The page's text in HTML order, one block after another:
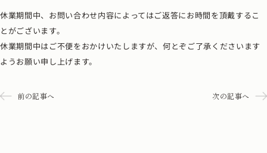
休業期間中、お問い合わせ内容によってはご返答にお時間を頂戴するこ
とがございます。
休業期間中はご不便をおかけいたしますが、何とぞご了承くださいます
ようお願い申し上げます。
前の記事へ 次の記事へ